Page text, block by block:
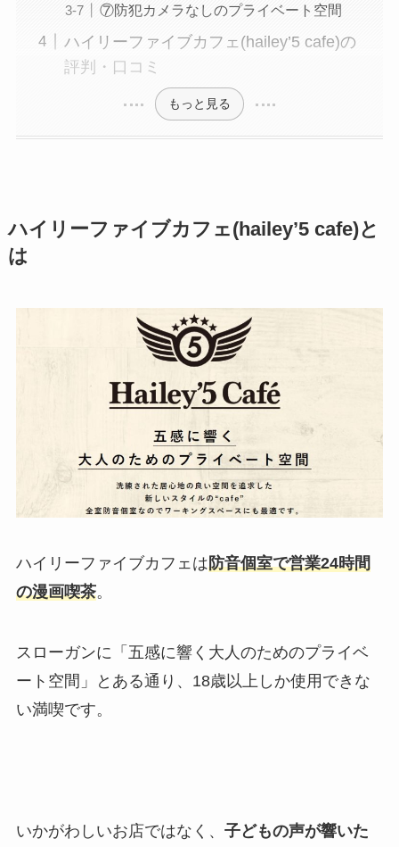
⑦防犯カメラなしのプライベート空間
ハイリーファイブカフェ(hailey’5 cafe)の
評判・口コミ
もっと見る
ハイリーファイブカフェ(hailey’5 cafe)と
は
ハイリーファイブカフェは防音個室で営業24時間
の漫画喫茶。
スローガンに「五感に響く大人のためのプライベ
ート空間」とある通り、18歳以上しか使用できな
い満喫です。
いかがわしいお店ではなく、 子どもの声が響いた